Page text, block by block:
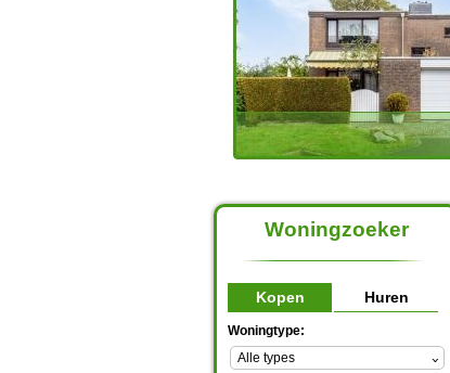
Woningzoeker
Kopen Huren
Woningtype: